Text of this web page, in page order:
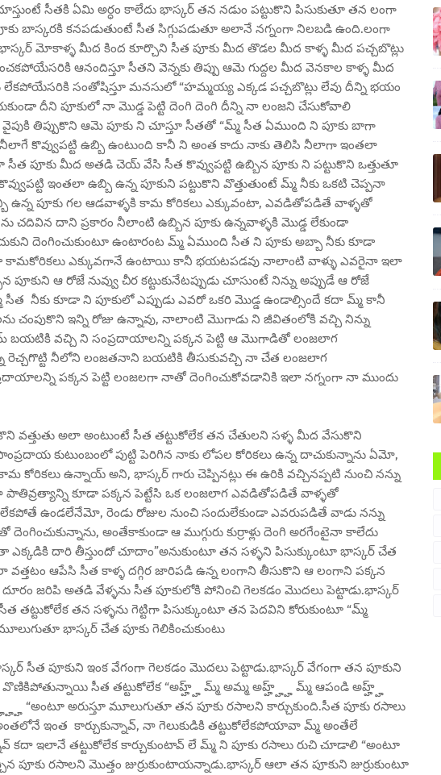
సీతకి ఏమి అర్ధం కాలేదు భాస్కర్ తన నడుం పట్టుకొని పిసుకుతూ తన లంగా
కనపడుతుంటే సీత సిగ్గుపడుతూ అలానే నగ్నంగా నిలబడి ఉంది.లంగా
మోకాళ్ళ మీద కింద కూర్చొని సీత పూకు మీద తొడల మీద కాళ్ళ మీద పచ్చబొట్లు
ఆనందిస్తూ సీతని వెన్నకు తిప్పు ఆమె గుద్దల మీద వెనకాల కాళ్ళ మీద
సంతోషిస్తూ మనసులో “హమ్మయ్య ఎక్కడ పచ్చబొట్లు లేవు దీన్ని భయం
దీని పూకులో నా మొడ్డ పెట్టి దెంగి దెంగి దీన్ని నా లంజని చేసుకోవాలి
తిప్పుకొని ఆమె పూకు ని చూస్తూ సీతతో “మ్మ్ సీత ఏముంది ని పూకు బాగా
నీలాగే కొవ్వుపట్టి ఉబ్బి ఉంటుంది కానీ ని అంత కాదు నాకు తెలిసి నీలాగా ఇంతలా
పూకు మీద అతడి చెయ్ వేసి సీత కొవ్వుపట్టి ఉబ్బిన పూకు ని పట్టుకొని ఒత్తుతూ
ఇంతలా ఉబ్బి ఉన్న పూకుని పట్టుకొని వొత్తుతుంటే మ్మ్ నీకు ఒకటి చెప్పనా
ఉన్న పూకు గల ఆడవాళ్ళకి కామ కోరికలు ఎక్కువంటా, ఎవడితోపడితే వాళ్ళతో
చదివిన దాని ప్రకారం నీలాంటి ఉబ్బిన పూకు ఉన్నవాళ్ళకి మొడ్డ లేకుండా
దెంగించుకుంటూ ఉంటారంట మ్మ్ ఏముంది సీత ని పూకు అబ్బా నీకు కూడా
కామకోరికలు ఎక్కువగానే ఉంటాయి కానీ భయటపడవు నాలాంటి వాళ్ళు ఎవరైనా ఇలా
ఆ రోజే నువ్వు చీర కట్టుకునేటప్పుడు చూసుంటే నిన్ను అప్పుడే ఆ రోజే
సీత నీకు కూడా ని పూకులో ఎప్పుడు ఎవరో ఒకరి మొడ్డ ఉండాల్సిందే కదా మ్మ్ కానీ
చంపుకొని ఇన్ని రోజు ఉన్నావు, నాలాంటి మొగాడు ని జీవితంలోకి వచ్చి నిన్ను
బయటికి వచ్చి ని సంప్రదాయాలన్ని పక్కన పెట్టి ఆ మొగాడితో లంజలాగ
రెచ్చగొట్టి నీలోని లంజతనాని బయటికి తీసుకువచ్చి నా చేత లంజలాగ
పక్కన పెట్టి లంజలగా నాతో దెంగించుకోవడానికి ఇలా నగ్నంగా నా ముందు
అలా అంటుంటే సీత తట్టుకోలేక తన చేతులని సళ్ళ మీద వేసుకొని
కుటుంబంలో పుట్టి పెరిగిన నాకు లోపల కోరికలు ఉన్న దాచుకున్నాను ఏమో,
ఉన్నాయ్ అని, భాస్కర్ గారు చెప్పినట్లు ఈ ఉరికి వచ్చినప్పటి నుంచి నన్ను
కూడా పక్కన పెట్టేసి ఒక లంజలాగ ఎవడితోపడితే వాళ్ళతో
ఉండలేనేమో, రెండు రోజుల నుంచి సందులేకుండా ఎవరుపడితే వాడు నన్ను
అంతేకాకుండా ఆ ముగ్గురు కుర్రాళ్లు దెంగి అరగేంటైనా కాలేదు
ఎక్కడికి దారి తీస్తుందో చూదాం”అనుకుంటూ తన సళ్ళని పిసుక్కుంటూ భాస్కర్ చేత
వత్తటం ఆపేసి సీత కాళ్ళ దగ్గిర జారిపడి ఉన్న లంగాని తీసుకొని ఆ లంగాని పక్కన
జరిపి అతడి వేళ్ళను సీత పూకులోకి పోనించి గెలకడం మొదలు పెట్టాడు.భాస్కర్
తన సళ్ళను గెట్టిగా పిసుక్కుంటూ తన పెదవిని కోరుకుంటూ “మ్మ్
భాస్కర్ చేత పూకు గెలికించుకుంటు
సీత పూకుని ఇంక వేగంగా గెలకడం మొదలు పెట్టాడు.భాస్కర్ వేగంగా తన పూకుని
వొణికిపోతున్నాయి సీత తట్టుకోలేక “అహ్హ్హ్ మ్మ్ అమ్మ అహ్హ్హ్హ్ మ్మ్ ఆపండి అహ్హ్హ్
“అంటూ అరుస్తూ మూలుగుతూ తన పూకు రసాలని కార్చుకుంది.సీత పూకు రసాలు
ఇంత కార్చుకున్నావ్, నా గెలుకుడికి తట్టుకోలేకపోయావా మ్మ్ అంతేలే
ఇలానే తట్టుకోలేక కార్చుకుంటావ్ లే మ్మ్ ని పూకు రసాలు రుచి చూడాలి “అంటూ
పూకు రసాలని మొత్తం జుర్రుకుంటాయన్నాడు.భాస్కర్ ఆలా తన పూకుని జుర్రుకుంటూ